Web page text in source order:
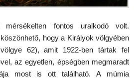
mérsékelten fontos uralkodó volt.
hogy a Királyok völgyében
62), amit 1922-ben tártak fel
az egyetlen, épségben megmaradt
most is ott található. A múmia